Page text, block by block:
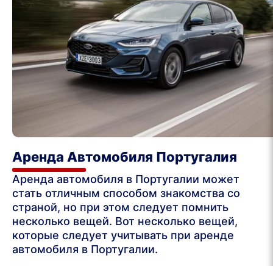
Аренда Автомобиля Португалия
Аренда автомобиля в Португалии может
стать отличным способом знакомства со
страной, но при этом следует помнить
несколько вещей. Вот несколько вещей,
которые следует учитывать при аренде
автомобиля в Португалии.